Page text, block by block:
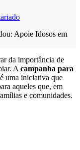
Apoie Idosos em
da importância de
A campanha para
é uma iniciativa que
aqueles que, em
e comunidades.